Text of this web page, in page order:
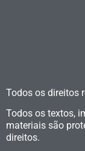
Todos os direitos
Todos os textos,
materiais são
direitos.